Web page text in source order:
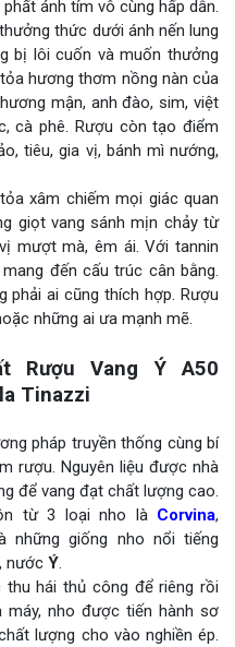
ánh tím vô cùng hấp dẫn.
thức dưới ánh nến lung
bị lôi cuốn và muốn thưởng
hương thơm nồng nàn của
mận, anh đào, sim, việt
cà phê. Rượu còn tạo điểm
tiêu, gia vị, bánh mì nướng,
xâm chiếm mọi giác quan
giọt vang sánh mịn chảy từ
mượt mà, êm ái. Với tannin
đến cấu trúc cân bằng.
phải ai cũng thích hợp. Rượu
những ai ưa mạnh mẽ.
Rượu Vang Ý A50
Tinazzi
pháp truyền thống cùng bí
rượu. Nguyên liệu được nhà
để vang đạt chất lượng cao.
từ 3 loại nho là Corvina,
những giống nho nổi tiếng
, nước Ý.
hái thủ công để riêng rồi
máy, nho được tiến hành sơ
lượng cho vào nghiền ép.